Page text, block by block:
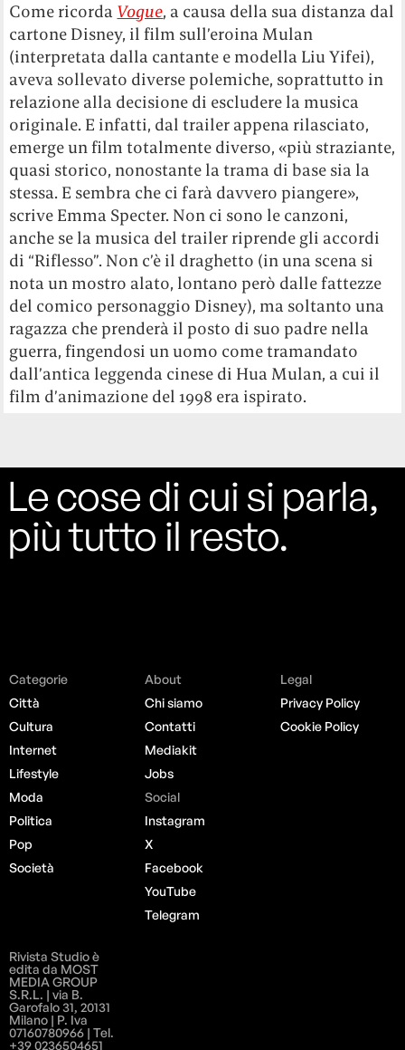
Come ricorda Vogue, a causa della sua distanza dal
cartone Disney, il film sull’eroina Mulan
(interpretata dalla cantante e modella Liu Yifei),
aveva sollevato diverse polemiche, soprattutto in
relazione alla decisione di escludere la musica
originale. E infatti, dal trailer appena rilasciato,
emerge un film totalmente diverso, «più straziante,
quasi storico, nonostante la trama di base sia la
stessa. E sembra che ci farà davvero piangere»,
scrive Emma Specter. Non ci sono le canzoni,
anche se la musica del trailer riprende gli accordi
di “Riflesso”. Non c’è il draghetto (in una scena si
nota un mostro alato, lontano però dalle fattezze
del comico personaggio Disney), ma soltanto una
ragazza che prenderà il posto di suo padre nella
guerra, fingendosi un uomo come tramandato
dall’antica leggenda cinese di Hua Mulan, a cui il
film d’animazione del 1998 era ispirato.
Le cose di cui si parla,
più tutto il resto.
Categorie
Città
Cultura
Internet
Lifestyle
Moda
Politica
Pop
Società
About
Chi siamo
Contatti
Mediakit
Jobs
Social
Instagram
X
Facebook
YouTube
Telegram
Legal
Privacy Policy
Cookie Policy
Rivista Studio è
edita da MOST
MEDIA GROUP
S.R.L. | via B.
Garofalo 31, 20131
Milano | P. Iva
07160780966 | Tel.
+39 0236504651